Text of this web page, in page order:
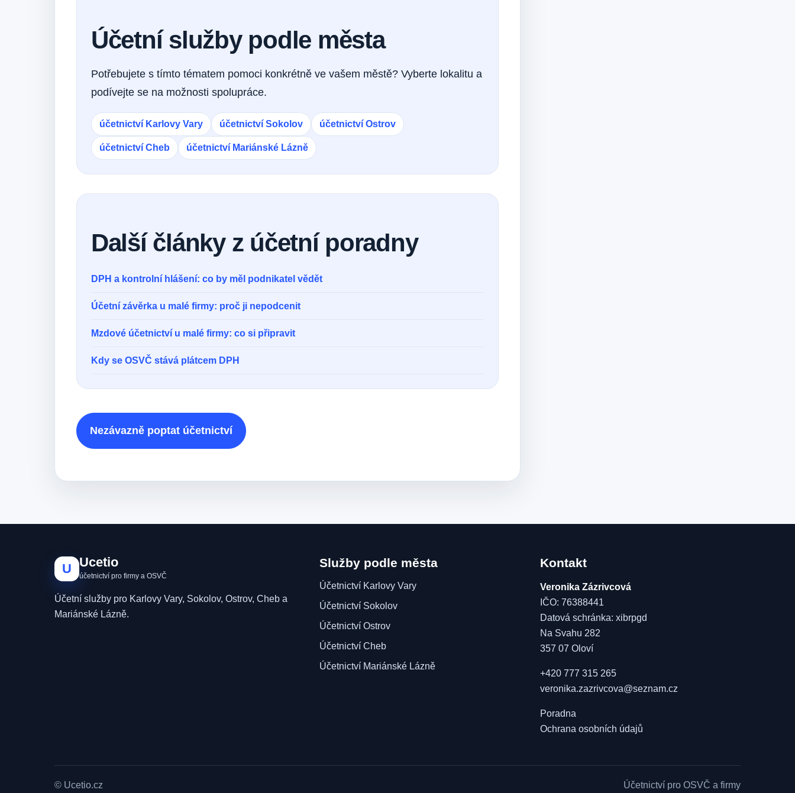
Účetní služby podle města
Potřebujete s tímto tématem pomoci konkrétně ve vašem městě? Vyberte lokalitu a
podívejte se na možnosti spolupráce.
účetnictví Karlovy Vary účetnictví Sokolov účetnictví Ostrov
účetnictví Cheb účetnictví Mariánské Lázně
Další články z účetní poradny
DPH a kontrolní hlášení: co by měl podnikatel vědět
Účetní závěrka u malé firmy: proč ji nepodcenit
Mzdové účetnictví u malé firmy: co si připravit
Kdy se OSVČ stává plátcem DPH
Nezávazně poptat účetnictví
U Ucetio
účetnictví pro firmy a OSVČ
Účetní služby pro Karlovy Vary, Sokolov, Ostrov, Cheb a
Mariánské Lázně.
Služby podle města
Účetnictví Karlovy Vary
Účetnictví Sokolov
Účetnictví Ostrov
Účetnictví Cheb
Účetnictví Mariánské Lázně
Kontakt
Veronika Zázrivcová
IČO: 76388441
Datová schránka: xibrpgd
Na Svahu 282
357 07 Oloví
+420 777 315 265
veronika.zazrivcova@seznam.cz
Poradna
Ochrana osobních údajů
© Ucetio.cz Účetnictví pro OSVČ a firmy